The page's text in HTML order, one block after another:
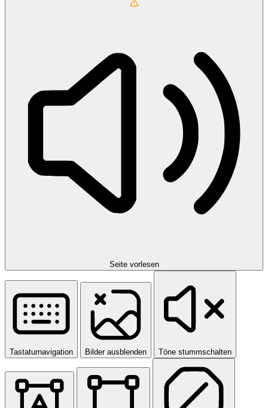
Seite vorlesen
Tastaturnavigation Bilder ausblenden Töne stummschalten